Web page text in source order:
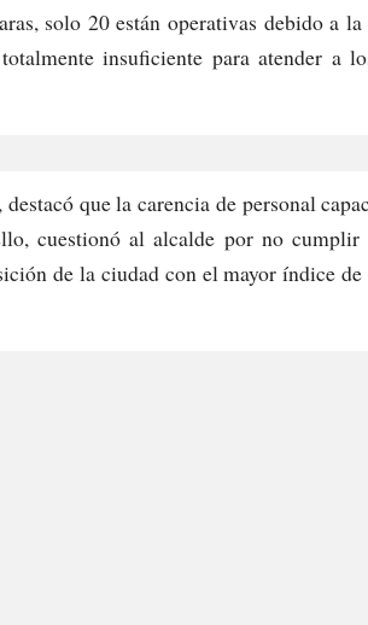
solo 20 están operativas debido a
insuficiente para atender a
que la carencia de personal
cuestionó al alcalde por no
de la ciudad con el mayor índice